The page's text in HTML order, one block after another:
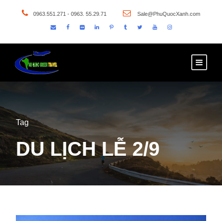
0963.551.271 - 0963. 55.29.71 Sale@PhuQuocXanh.com
Tag
DU LỊCH LỄ 2/9